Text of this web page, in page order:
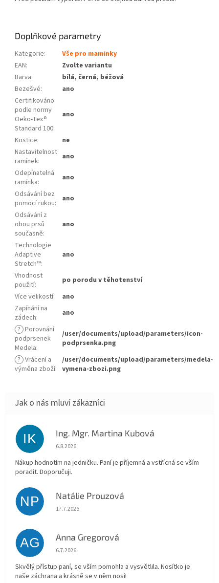
Doplňkové parametry
Kategorie:
Vše pro maminky
EAN:
Zvolte variantu
Barva:
bílá, černá, béžová
Bezešvé:
ano
Certifikováno
podle normy
Oeko-Tex®
Standard 100:
ano
Kostice:
ne
Nastavitelnost
ramínek:
ano
Odepínatelná
ramínka:
ano
Odsávání bez
pomocí rukou:
ano
Odsávání z
obou prsů
současně:
ano
Technologie
Adaptive
Stretch™:
ano
Vhodnost
použití:
po porodu v těhotenství
Více velikostí:
ano
Zapínání na
zádech:
ano
? Porovnání
podprsenek
Medela:
/user/documents/upload/parameters/icon-
podprsenka.png
? Vrácení a
výměna zboží:
/user/documents/upload/parameters/medela-
vymena-zbozi.png
IK Ing. Mgr. Martina Kubová
Hodnocení obchodu je 5 z 5 hvězdiček.
6.8.2026
Nákup hodnotím na jedničku. Paní je příjemná a vstřícná se vším
poradit. Doporučuji.
NP Natálie Prouzová
Hodnocení obchodu je 5 z 5 hvězdiček.
17.7.2026
AG Anna Gregorová
Hodnocení obchodu je 5 z 5 hvězdiček.
6.7.2026
Skvělý přístup paní, se vším pomohla a vysvětlila. Nosítko je
naše záchrana a krásně se v něm nosí!